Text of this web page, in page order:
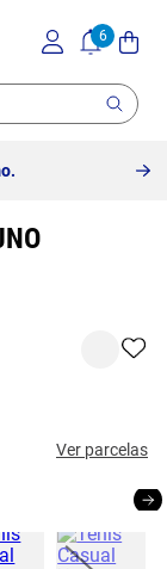
Ver parcelas